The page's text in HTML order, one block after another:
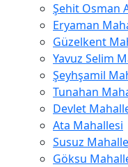
Şehit Osman
Eryaman
Güzelkent
Yavuz Selim
Şeyhşamil
Tunahan
Devlet
Ata Mahallesi
Susuz
Göksu